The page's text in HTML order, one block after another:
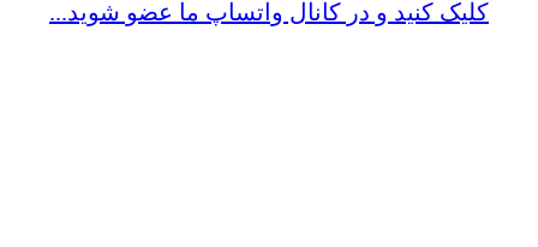
کلیک کنید و در کانال واتساپ ما عضو شوید...